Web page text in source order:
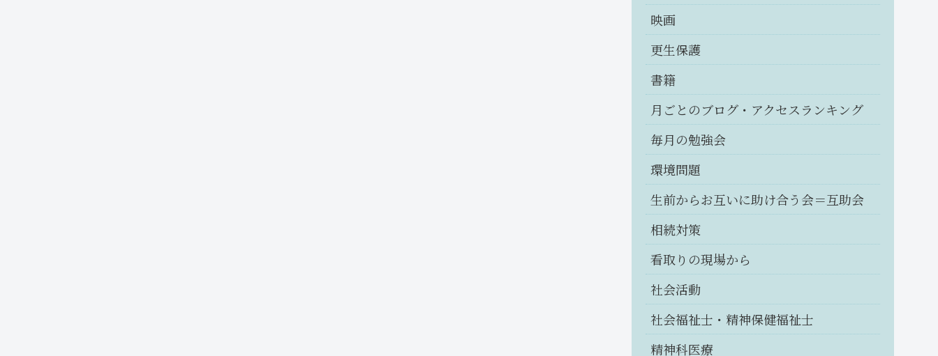
映画
更生保護
書籍
月ごとのブログ・アクセスランキング
毎月の勉強会
環境問題
生前からお互いに助け合う会＝互助会
相続対策
看取りの現場から
社会活動
社会福祉士・精神保健福祉士
精神科医療